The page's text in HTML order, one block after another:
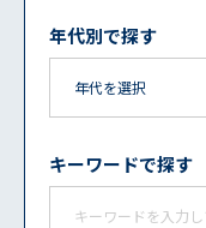
年代別で探す
キーワードで探す